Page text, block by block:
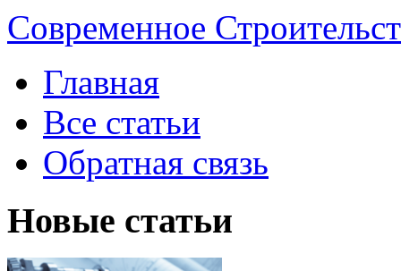
Современное
Главная
Все статьи
Обратная связь
Новые статьи